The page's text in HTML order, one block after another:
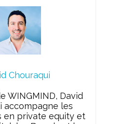
e
l L
i
n
k
Chouraqui
WINGMIND, David
accompagne les
en private equity et